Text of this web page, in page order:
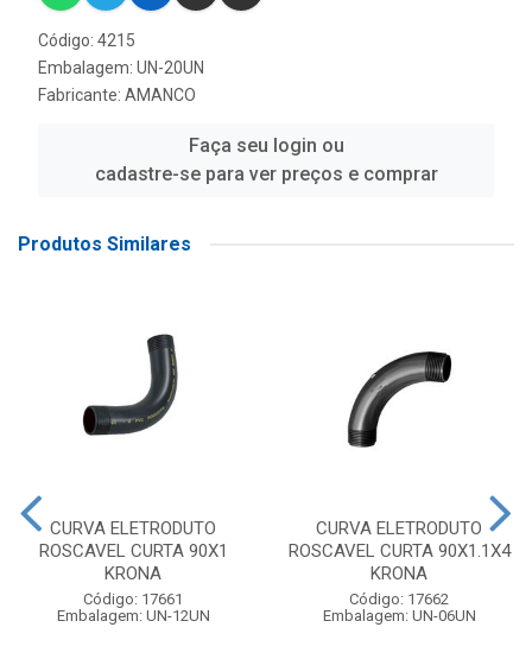
Código: 4215
Embalagem: UN-20UN
Fabricante: AMANCO
Faça seu login ou
cadastre-se para ver preços e comprar
Produtos Similares
CURVA ELETRODUTO
ROSCAVEL CURTA 90X1
KRONA
Código: 17661
Embalagem: UN-12UN
CURVA ELETRODUTO
ROSCAVEL CURTA 90X1.1X4
KRONA
Código: 17662
Embalagem: UN-06UN